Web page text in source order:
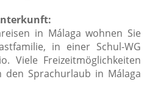
in Málaga wohnen Sie
in einer Schul-WG
Viele Freizeitmöglichkeiten
den Sprachurlaub in Málaga